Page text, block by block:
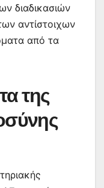
διαδικασιών
αντίστοιχων
από τα
της